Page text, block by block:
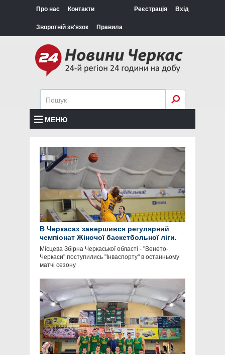
Про нас Контакти
Зворотній зв'язок Правила
Реєстрація Вхід
МЕНЮ
В Черкасах завершився регулярний
чемпіонат Жіночої баскетбольної ліги.
Місцева Збірна Черкаської області - "Венето-
Черкаси" поступились "Інваспорту" в останньому
матчі сезону